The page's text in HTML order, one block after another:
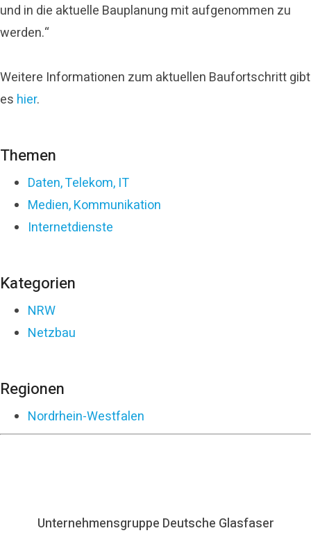
und in die aktuelle Bauplanung mit aufgenommen zu
werden.“
Weitere Informationen zum aktuellen Baufortschritt gibt
es hier.
Themen
Daten, Telekom, IT
Medien, Kommunikation
Internetdienste
Kategorien
NRW
Netzbau
Regionen
Nordrhein-Westfalen
Unternehmensgruppe Deutsche Glasfaser